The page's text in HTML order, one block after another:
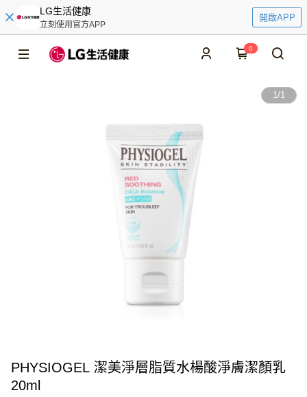
LG生活健康
立刻使用官方APP
開啟APP
0
1/1
PHYSIOGEL 潔美淨層脂質水楊酸淨膚潔顏乳
20ml